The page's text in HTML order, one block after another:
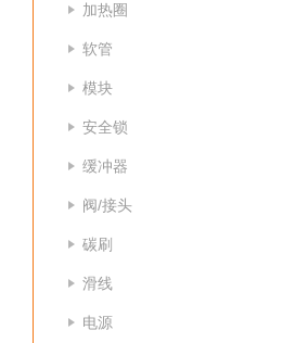
加热圈
软管
模块
安全锁
缓冲器
阀/接头
碳刷
滑线
电源